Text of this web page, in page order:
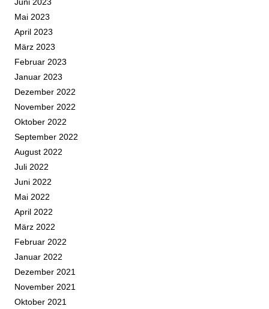
Mai 2023
April 2023
März 2023
Februar 2023
Januar 2023
Dezember 2022
November 2022
Oktober 2022
September 2022
August 2022
Juli 2022
Juni 2022
Mai 2022
April 2022
März 2022
Februar 2022
Januar 2022
Dezember 2021
November 2021
Oktober 2021